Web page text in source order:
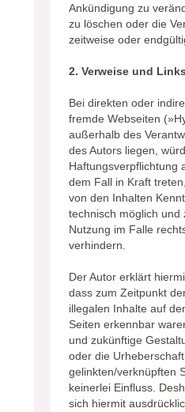
Ankündigung zu
zu löschen oder die
zeitweise oder
2. Verweise und Links
Bei direkten oder
fremde Webseiten
außerhalb des
des Autors liegen,
Haftungsverpflichtung
dem Fall in Kraft
von den Inhalten
technisch möglich und
Nutzung im Falle
verhindern.
Der Autor erklärt
dass zum Zeitpunkt
illegalen Inhalte auf
Seiten erkennbar
und zukünftige
oder die
gelinkten/verknüpften
keinerlei Einfluss.
sich hiermit